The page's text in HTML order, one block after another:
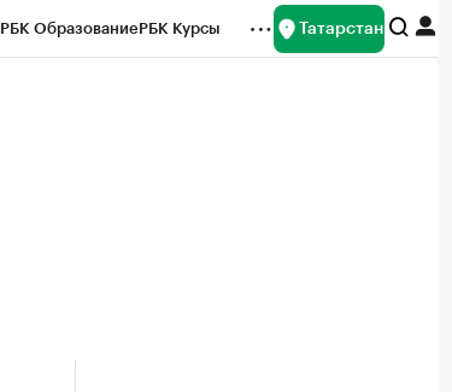
РБК ОбразованиеРБК Курсы Татарстан